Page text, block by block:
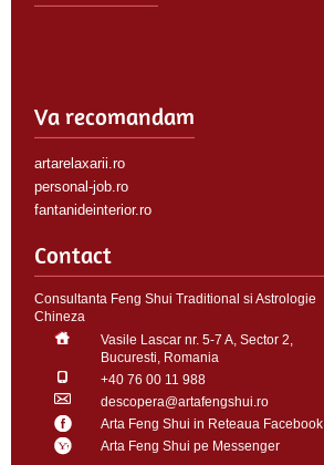
Va recomandam
artarelaxarii.ro
personal-job.ro
fantanideinterior.ro
Contact
Consultanta Feng Shui Traditional si Astrologie
Chineza
Vasile Lascar nr. 5-7 A, Sector 2,
Bucuresti, Romania
+40 76 00 11 988
descopera@artafengshui.ro
Arta Feng Shui in Reteaua Facebook
Arta Feng Shui pe Messenger